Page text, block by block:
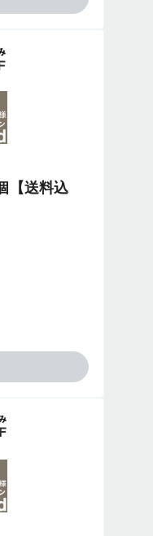
【送料込